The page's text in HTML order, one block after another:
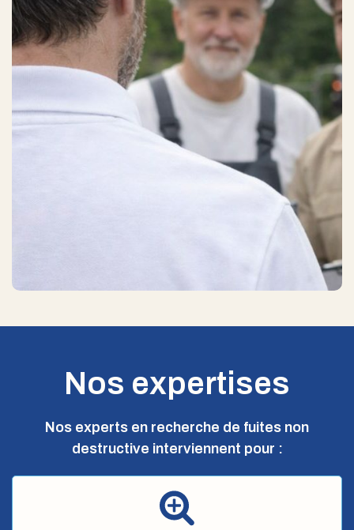
Nos expertises
Nos experts en recherche de fuites non
destructive interviennent pour :